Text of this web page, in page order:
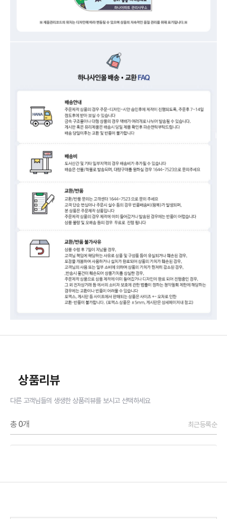
상품리뷰
다른 고객님들의 생생한 상품리뷰를 보시고 선택하세요
총 0개 최근등록순